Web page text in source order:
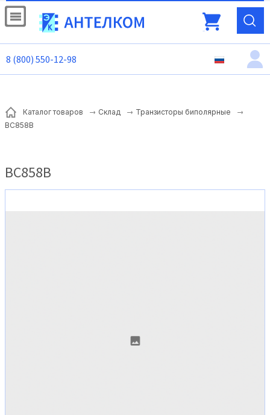
8 (800) 550-12-98
Каталог товаров Склад
Транзисторы биполярные
BC858B
BC858B